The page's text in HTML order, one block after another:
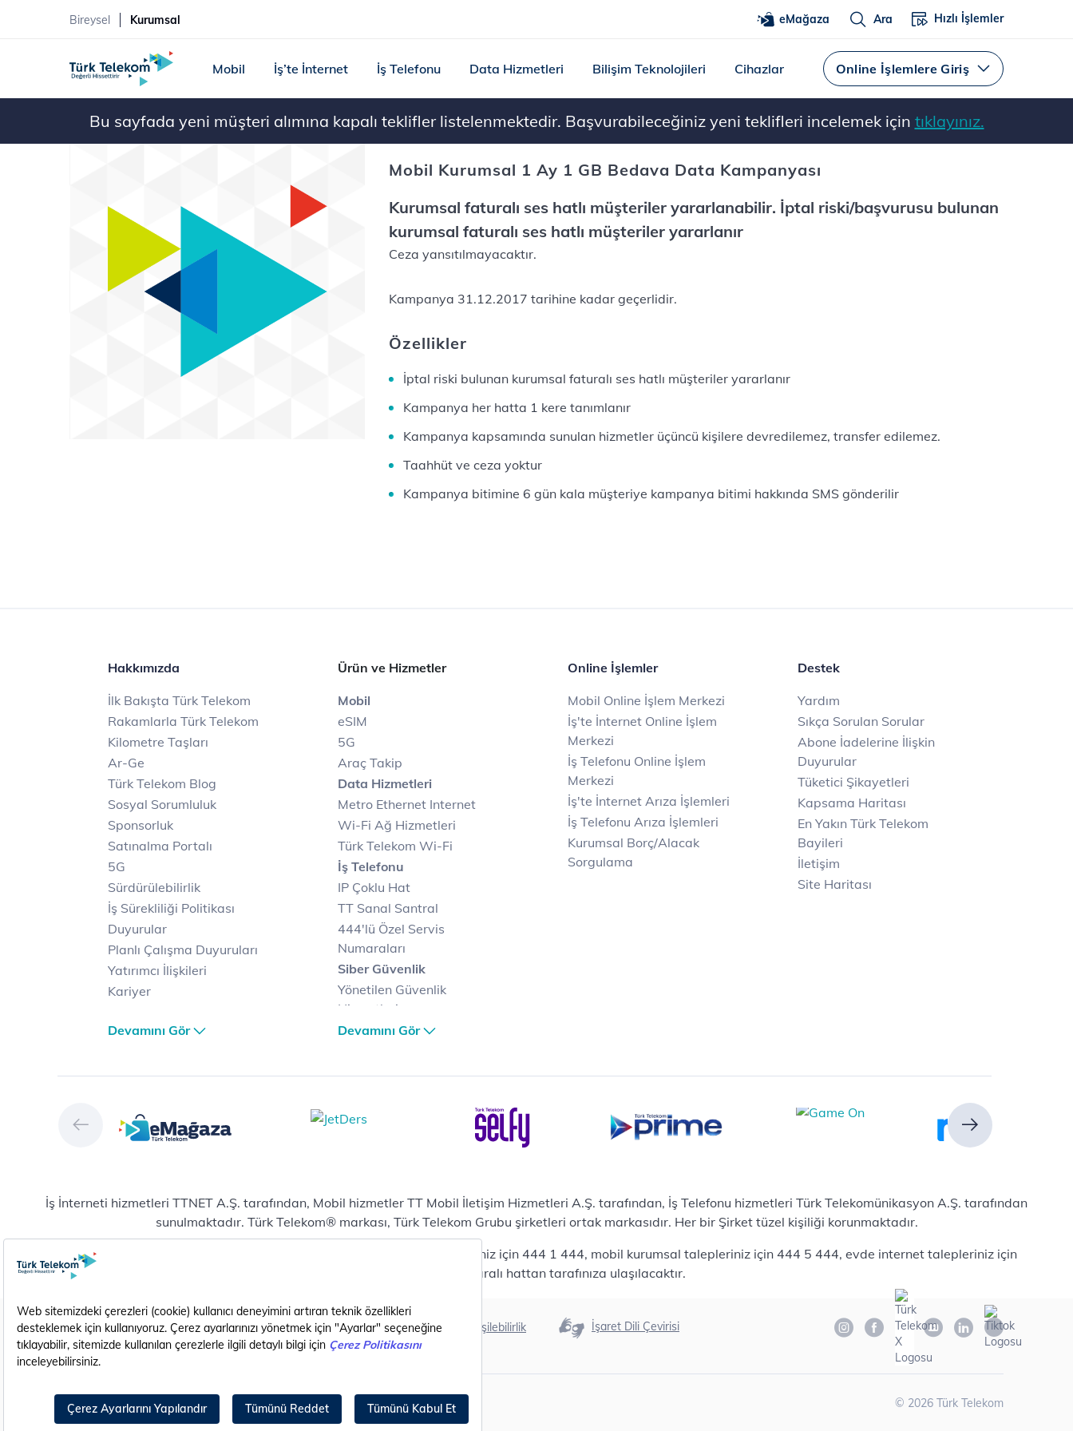
Bireysel Kurumsal eMağaza Ara Hızlı İşlemler
Mobil İş’te İnternet İş Telefonu Data Hizmetleri Bilişim Teknolojileri Cihazlar Online İşlemlere Giriş
Bu sayfada yeni müşteri alımına kapalı teklifler listelenmektedir. Başvurabileceğiniz yeni teklifleri incelemek için tıklayınız.
Mobil Kurumsal 1 Ay 1 GB Bedava Data Kampanyası
Kurumsal faturalı ses hatlı müşteriler yararlanabilir. İptal riski/başvurusu bulunan
kurumsal faturalı ses hatlı müşteriler yararlanır
Ceza yansıtılmayacaktır.
Kampanya 31.12.2017 tarihine kadar geçerlidir.
Özellikler
İptal riski bulunan kurumsal faturalı ses hatlı müşteriler yararlanır
Kampanya her hatta 1 kere tanımlanır
Kampanya kapsamında sunulan hizmetler üçüncü kişilere devredilemez, transfer edilemez.
Taahhüt ve ceza yoktur
Kampanya bitimine 6 gün kala müşteriye kampanya bitimi hakkında SMS gönderilir
Hakkımızda
İlk Bakışta Türk Telekom
Rakamlarla Türk Telekom
Kilometre Taşları
Ar-Ge
Türk Telekom Blog
Sosyal Sorumluluk
Sponsorluk
Satınalma Portalı
5G
Sürdürülebilirlik
İş Sürekliliği Politikası
Duyurular
Planlı Çalışma Duyuruları
Yatırımcı İlişkileri
Kariyer
Dağıtım
Hizmet Kalitesi Raporları
Vizyon & Değerlerimiz
Devamını Gör
Ürün ve Hizmetler
Mobil
eSIM
5G
Araç Takip
Data Hizmetleri
Metro Ethernet Internet
Wi-Fi Ağ Hizmetleri
Türk Telekom Wi-Fi
İş Telefonu
IP Çoklu Hat
TT Sanal Santral
444'lü Özel Servis
Numaraları
Siber Güvenlik
Yönetilen Güvenlik
Hizmetleri
Siber Güvenlik Merkezi
Veri Merkezlerimiz
E-posta
Bulut Tabanlı Yedekleme
Platform as a Service(PaaS)
Donanım
Yazılım
Dijital Dönüşüm Katalogları
Cihazlar
Devamını Gör
Online İşlemler
Mobil Online İşlem Merkezi
İş'te İnternet Online İşlem
Merkezi
İş Telefonu Online İşlem
Merkezi
İş'te İnternet Arıza İşlemleri
İş Telefonu Arıza İşlemleri
Kurumsal Borç/Alacak
Sorgulama
Destek
Yardım
Sıkça Sorulan Sorular
Abone İadelerine İlişkin
Duyurular
Tüketici Şikayetleri
Kapsama Haritası
En Yakın Türk Telekom
Bayileri
İletişim
Site Haritası
İş İnterneti hizmetleri TTNET A.Ş. tarafından, Mobil hizmetler TT Mobil İletişim Hizmetleri A.Ş. tarafından, İş Telefonu hizmetleri Türk Telekomünikasyon A.Ş. tarafından
sunulmaktadır. Türk Telekom® markası, Türk Telekom Grubu şirketleri ortak markasıdır. Her bir Şirket tüzel kişiliği korunmaktadır.
Yeni abonelik ve numara taşıma başvurularında mobil bireysel talepleriniz için 444 1 444, mobil kurumsal talepleriniz için 444 5 444, evde internet talepleriniz için
444 0375 numaralı hattan tarafınıza ulaşılacaktır.
Karanlık Modda Görüntüle EN (Translate) Erişilebilirlik İşaret Dili Çevirisi
Gizlilik - Güvenlik ve KVKK Çerez Ayarları © 2026 Türk Telekom